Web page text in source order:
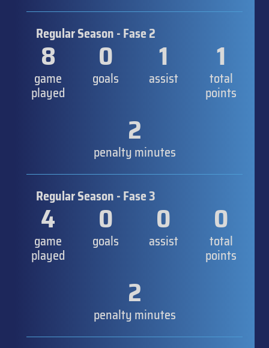
Regular Season - Fase 2
8
game
played
0
goals
1
assist
1
total
points
2
penalty minutes
Regular Season - Fase 3
4
game
played
0
goals
0
assist
0
total
points
2
penalty minutes